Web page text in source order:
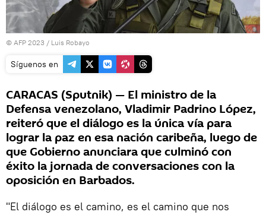
© AFP 2023 / Luis Robayo
Síguenos en
CARACAS (Sputnik) — El ministro de la
Defensa venezolano, Vladimir Padrino López,
reiteró que el diálogo es la única vía para
lograr la paz en esa nación caribeña, luego de
que Gobierno anunciara que culminó con
éxito la jornada de conversaciones con la
oposición en Barbados.
"El diálogo es el camino, es el camino que nos